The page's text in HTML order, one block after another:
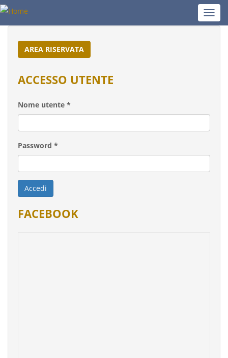
Salta
principaleAREA RISERVATA
ACCESSO UTENTE
Nome utente *
Password *
Accedi
FACEBOOK